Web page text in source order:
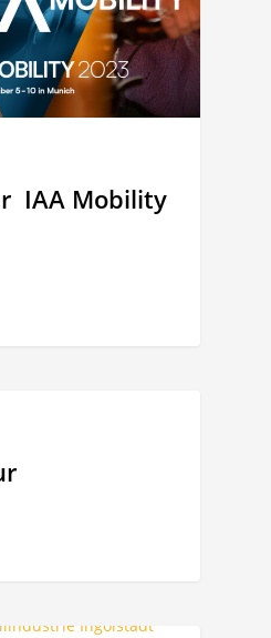
IAA Mobility